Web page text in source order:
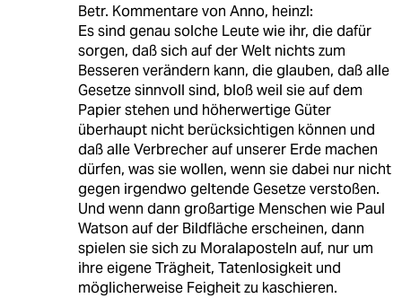
Betr. Kommentare von Anno, heinzl:
Es sind genau solche Leute wie ihr, die dafür
sorgen, daß sich auf der Welt nichts zum
Besseren verändern kann, die glauben, daß alle
Gesetze sinnvoll sind, bloß weil sie auf dem
Papier stehen und höherwertige Güter
überhaupt nicht berücksichtigen können und
daß alle Verbrecher auf unserer Erde machen
dürfen, was sie wollen, wenn sie dabei nur nicht
gegen irgendwo geltende Gesetze verstoßen.
Und wenn dann großartige Menschen wie Paul
Watson auf der Bildfläche erscheinen, dann
spielen sie sich zu Moralaposteln auf, nur um
ihre eigene Trägheit, Tatenlosigkeit und
möglicherweise Feigheit zu kaschieren.